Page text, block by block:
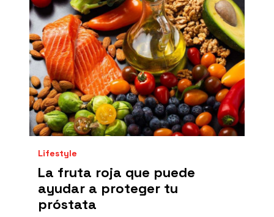
Lifestyle
La fruta roja que puede
ayudar a proteger tu
próstata